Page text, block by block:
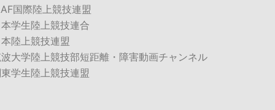
国際陸上競技連盟
学生陸上競技連合
陸上競技連盟
大学陸上競技部短距離・障害動画チャンネル
学生陸上競技連盟